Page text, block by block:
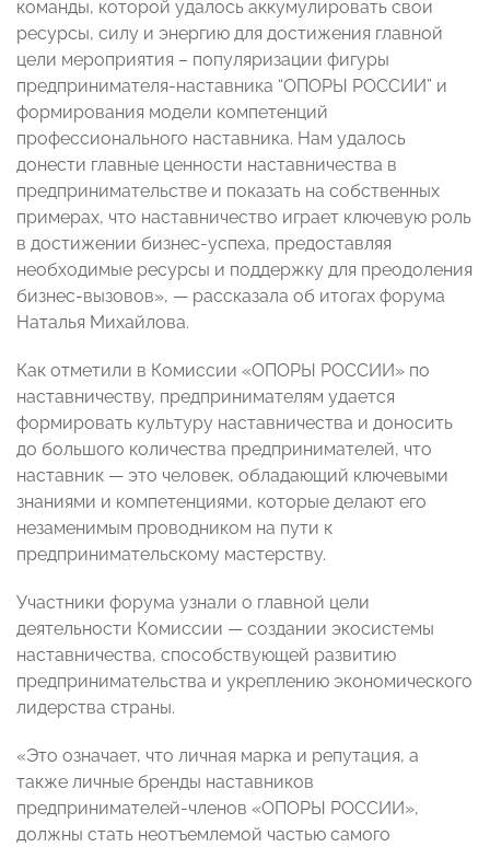
команды, которой удалось аккумулировать свои
ресурсы, силу и энергию для достижения главной
цели мероприятия – популяризации фигуры
предпринимателя-наставника “ОПОРЫ РОССИИ” и
формирования модели компетенций
профессионального наставника. Нам удалось
донести главные ценности наставничества в
предпринимательстве и показать на собственных
примерах, что наставничество играет ключевую роль
в достижении бизнес-успеха, предоставляя
необходимые ресурсы и поддержку для преодоления
бизнес-вызовов», — рассказала об итогах форума
Наталья Михайлова.
Как отметили в Комиссии «ОПОРЫ РОССИИ» по
наставничеству, предпринимателям удается
формировать культуру наставничества и доносить
до большого количества предпринимателей, что
наставник — это человек, обладающий ключевыми
знаниями и компетенциями, которые делают его
незаменимым проводником на пути к
предпринимательскому мастерству.
Участники форума узнали о главной цели
деятельности Комиссии — создании экосистемы
наставничества, способствующей развитию
предпринимательства и укреплению экономического
лидерства страны.
«Это означает, что личная марка и репутация, а
также личные бренды наставников
предпринимателей-членов «ОПОРЫ РОССИИ»,
должны стать неотъемлемой частью самого